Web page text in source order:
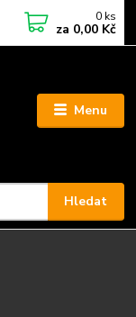
Menu
Hledat
0 ks
za 0,00 Kč